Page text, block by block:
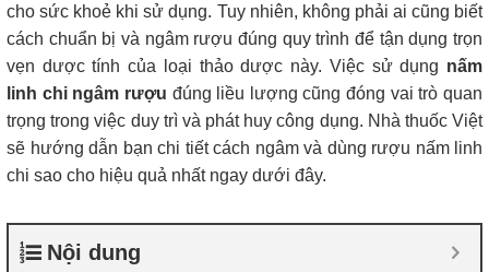
cho sức khoẻ khi sử dụng. Tuy nhiên, không phải ai cũng biết
cách chuẩn bị và ngâm rượu đúng quy trình để tận dụng trọn
vẹn dược tính của loại thảo dược này. Việc sử dụng nấm
linh chi ngâm rượu đúng liều lượng cũng đóng vai trò quan
trọng trong việc duy trì và phát huy công dụng. Nhà thuốc Việt
sẽ hướng dẫn bạn chi tiết cách ngâm và dùng rượu nấm linh
chi sao cho hiệu quả nhất ngay dưới đây.
Nội dung